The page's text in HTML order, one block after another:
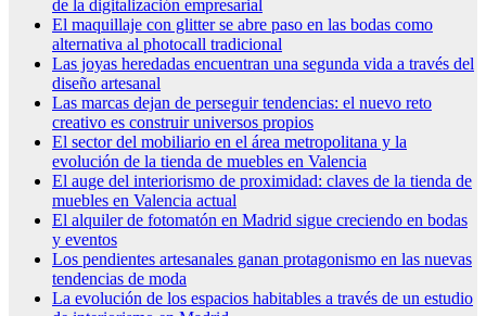
de la digitalización empresarial
El maquillaje con glitter se abre paso en las bodas como
alternativa al photocall tradicional
Las joyas heredadas encuentran una segunda vida a través del
diseño artesanal
Las marcas dejan de perseguir tendencias: el nuevo reto
creativo es construir universos propios
El sector del mobiliario en el área metropolitana y la
evolución de la tienda de muebles en Valencia
El auge del interiorismo de proximidad: claves de la tienda de
muebles en Valencia actual
El alquiler de fotomatón en Madrid sigue creciendo en bodas
y eventos
Los pendientes artesanales ganan protagonismo en las nuevas
tendencias de moda
La evolución de los espacios habitables a través de un estudio